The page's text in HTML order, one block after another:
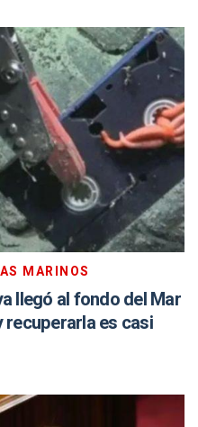
MARINOS
llegó al fondo del Mar
recuperarla es casi